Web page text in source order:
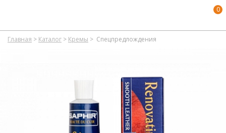
0
Главная > Каталог > Кремы > Спецпредлождения